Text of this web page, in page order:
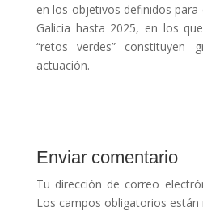
en los objetivos definidos para
Galicia hasta 2025, en los
“retos verdes” constituyen
actuación.
Enviar comentario
Tu dirección de correo
Los campos obligatorios están